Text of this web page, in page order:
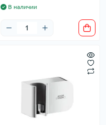
В наличии